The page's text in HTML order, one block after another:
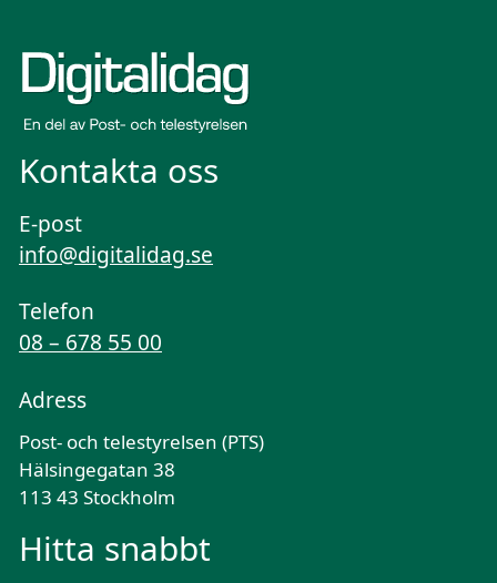
Kontakta oss
E-post
info@digitalidag.se
Telefon
08 – 678 55 00
Adress
Post- och telestyrelsen (PTS)
Hälsingegatan 38
113 43 Stockholm
Hitta snabbt